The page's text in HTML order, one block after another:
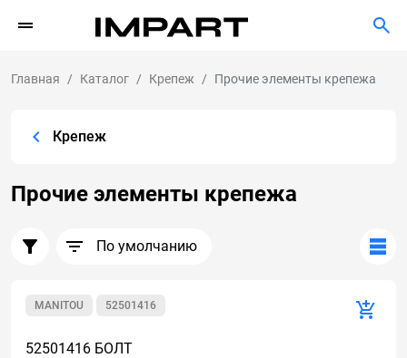
Главная Каталог Крепеж Прочие элементы крепежа
Крепеж
Прочие элементы крепежа
По умолчанию
52501416
MANITOU
52501416 БОЛТ